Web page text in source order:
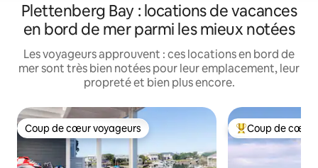
Plettenberg Bay : locations de vacances
en bord de mer parmi les mieux notées
Les voyageurs approuvent : ces locations en bord de
mer sont très bien notées pour leur emplacement, leur
propreté et bien plus encore.
Coup de cœur voyageurs
Coup de cœur voyageurs Coups de cœur
Coup de cœur